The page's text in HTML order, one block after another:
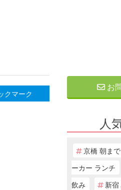
クマーク
お
人
京橋 朝ま
ーカー ランチ
飲み
新